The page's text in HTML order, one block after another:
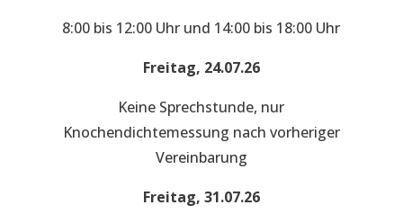
8:00 bis 12:00 Uhr und 14:00 bis 18:00 Uhr
Freitag, 24.07.26
Keine Sprechstunde, nur
Knochendichtemessung nach vorheriger
Vereinbarung
Freitag, 31.07.26